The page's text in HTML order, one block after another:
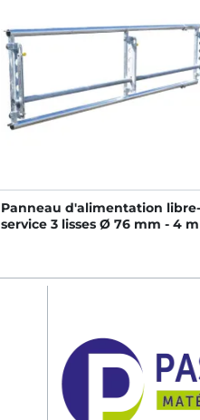
Panneau d'alimentation libre-
service 3 lisses Ø 76 mm - 4 m